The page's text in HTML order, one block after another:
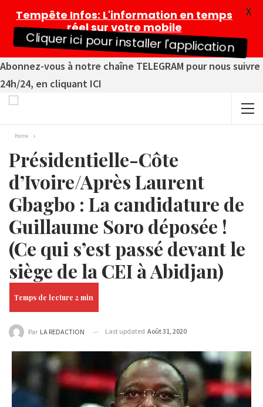
Abonnez-vous à notre chaîne TELEGRAM pour nous suivre
24h/24, en cliquant ICI
Home
Présidentielle-Côte
d’Ivoire/Après Laurent
Gbagbo : La candidature de
Guillaume Soro déposée !
(Ce qui s’est passé devant le
siège de la CEI à Abidjan)
Par LA REDACTION Last updated Août 31, 2020
Tempête Infos: L'information en temps
réel sur votre mobile
Cliquer ici pour installer l'application
X